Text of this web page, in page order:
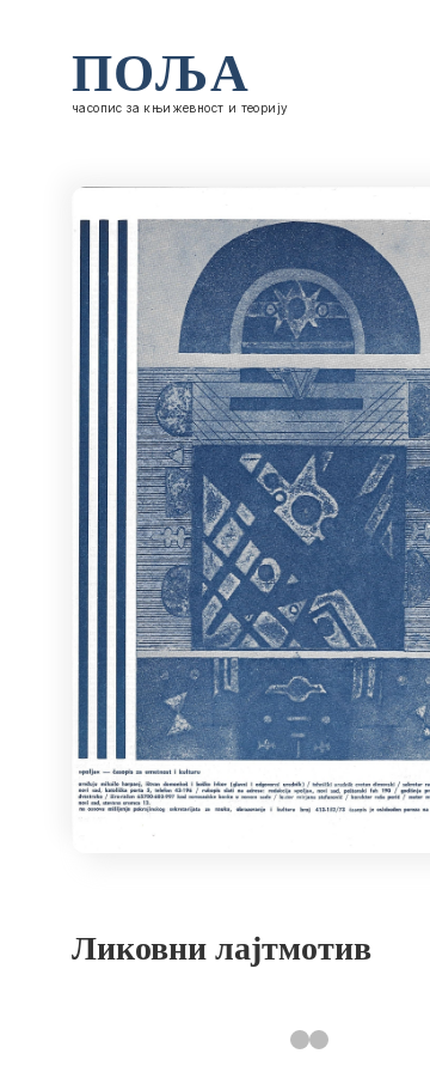
ПОЉА
часопис за књижевност и теорију
Ликовни лајтмотив